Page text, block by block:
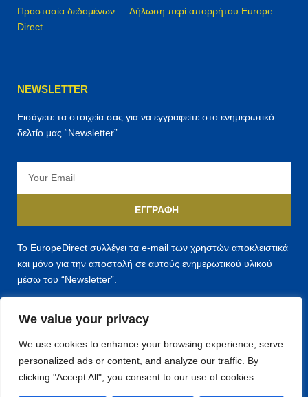
We value your privacy
We use cookies to enhance your browsing experience, serve
personalized ads or content, and analyze our traffic. By
clicking "Accept All", you consent to our use of cookies.
Προστασία δεδομένων — Δήλωση περί απορρήτου Europe
Direct
NEWSLETTER
Εισάγετε τα στοιχεία σας για να εγγραφείτε στο ενημερωτικό
δελτίο μας “Newsletter”
ΕΓΓΡΑΦΉ
Το EuropeDirect συλλέγει τα e-mail των χρηστών αποκλειστικά
και μόνο για την αποστολή σε αυτούς ενημερωτικού υλικού
μέσω του “Newsletter”.
F
a
T
w
Y
o